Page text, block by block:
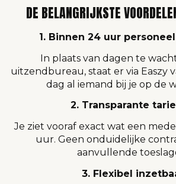
DE BELANGRIJKSTE
1. Binnen 24 uur
In plaats van dagen te
uitzendbureau, staat er via Easzy
dag al iemand bij je op de
2. Transparante
Je ziet vooraf exact wat een
uur. Geen onduidelijke
aanvullende
3. Flexibel